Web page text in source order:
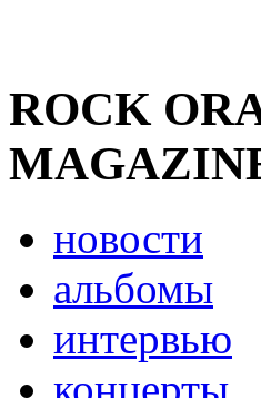
ROCK
новости
альбомы
интервью
концерты